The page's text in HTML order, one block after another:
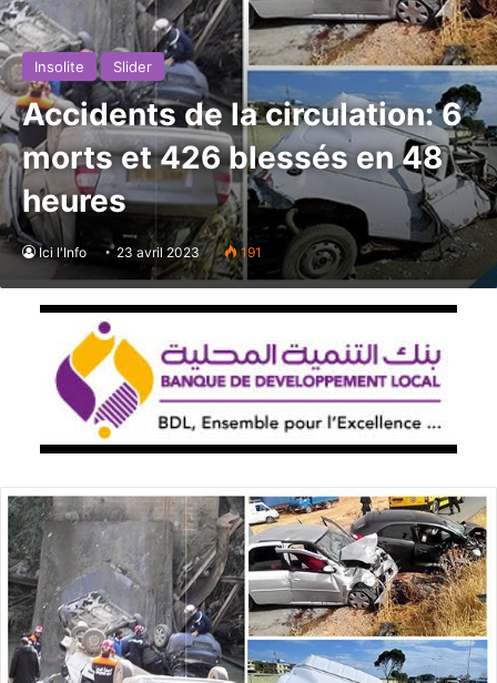
Insolite Slider
Accidents de la circulation: 6
morts et 426 blessés en 48
heures
Ici l'Info 23 avril 2023 191